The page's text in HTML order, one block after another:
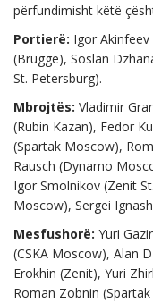
përfundimisht këtë
Portierë: Igor
(Brugge), Soslan
St. Petersburg).
Mbrojtës: Vladimir
(Rubin Kazan), Fedor
(Spartak Moscow),
Rausch (Dynamo
Igor Smolnikov (Zenit
Moscow), Sergei
Mesfushorë: Yuri
(CSKA Moscow), Alan
Erokhin (Zenit), Yuri
Roman Zobnin